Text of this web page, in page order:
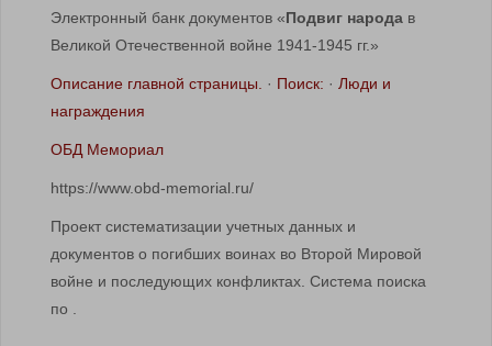
Электронный банк документов «Подвиг народа в
Великой Отечественной войне 1941-1945 гг.»
Описание главной страницы. · ‎ Поиск: · ‎ Люди и
награждения
ОБД Мемориал
https://www.obd-memorial.ru/
Проект систематизации учетных данных и
документов о погибших воинах во Второй Мировой
войне и последующих конфликтах. Система поиска
по .